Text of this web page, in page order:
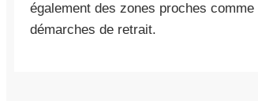
également des zones proches comme
démarches de retrait.